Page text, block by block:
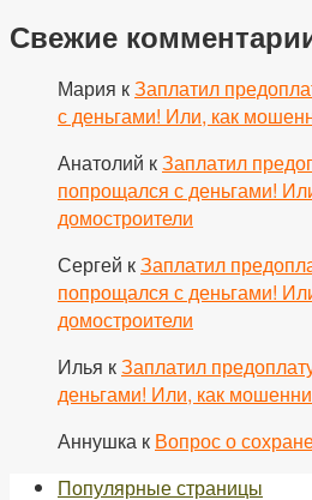
Свежие
Мария кЗаплатил
с деньгами! Или, как
Анатолий кЗаплатил
попрощался с деньгами!
домостроители
Сергей кЗаплатил
попрощался с деньгами!
домостроители
Илья кЗаплатил
деньгами! Или, как
Аннушка к Вопрос о
Популярные страницы